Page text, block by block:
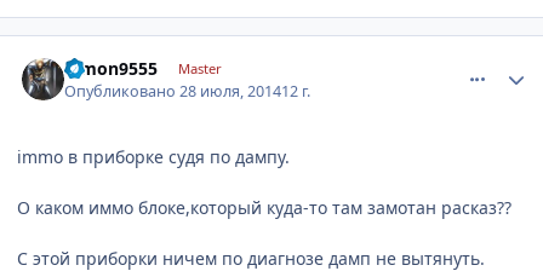
dimon9555 Master
Опубликовано28 июля, 201412 г.
immo в приборке судя по дампу.
О каком иммо блоке,который куда-то там замотан расказ??
С этой приборки ничем по диагнозе дамп не вытянуть.